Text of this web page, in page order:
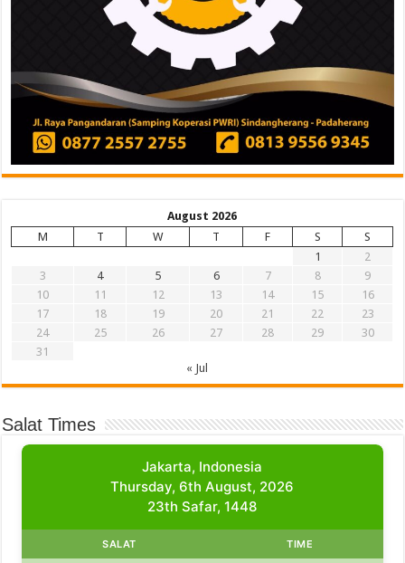
August 2026
M
T W T F S
S
1
2
3
4 5 6 7 8
9
10
11 12 13 14 15
16
17
18 19 20 21 22
23
24
25 26 27 28 29
30
31
« Jul
Salat Times
Jakarta, Indonesia
Thursday, 6th August, 2026
23th Safar, 1448
SALAT TIME